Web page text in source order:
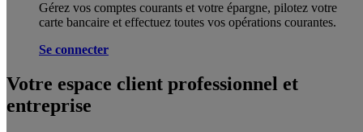
Gérez vos comptes courants et votre épargne, pilotez votre
carte bancaire et effectuez toutes vos opérations courantes.
Se connecter
Votre espace client professionnel et
entreprise